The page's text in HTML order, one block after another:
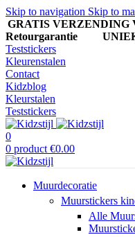
Skip to navigation Skip to
GRATIS VERZENDING
Retourgarantie UNIEK
Teststickers
Kleurenstalen
Contact
Kidzblog
Kleurstalen
Teststickers
0
0 product €0.00
Muurdecoratie
Muurstickers
Alle